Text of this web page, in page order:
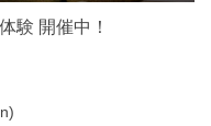
験 開催中！